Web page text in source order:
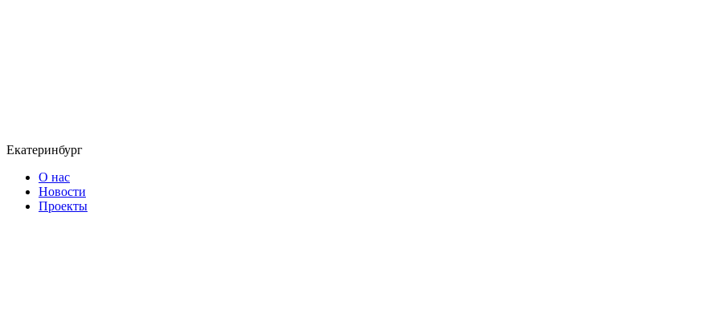
Екатеринбург
О нас
Новости
Проекты